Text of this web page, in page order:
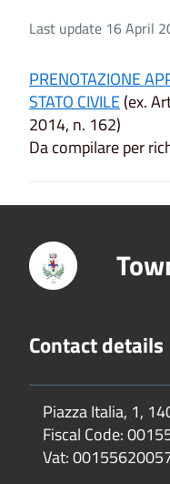
Last update 16 April
PRENOTAZIONE
STATO CIVILE(ex.
2014, n. 162)
Da compilare per
Contact details
Piazza Italia, 1,
Fiscal Code:
Vat: